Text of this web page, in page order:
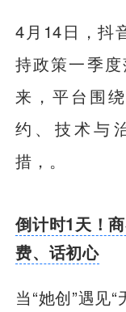
4月14日，抖
持政策一季
来，平台围
约、技术与
措，。
倒计时1天！
费、话初心
当“她创”遇见